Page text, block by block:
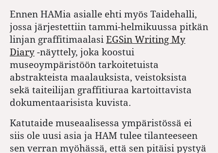
Ennen HAMia asialle ehti myös Taidehalli,
jossa järjestettiin tammi-helmikuussa pitkän
linjan graffitimaalasi EGSin Writing My
Diary -näyttely, joka koostui
museoympäristöön tarkoitetuista
abstrakteista maalauksista, veistoksista
sekä taiteilijan graffitiuraa kartoittavista
dokumentaarisista kuvista.
Katutaide museaalisessa ympäristössä ei
siis ole uusi asia ja HAM tulee tilanteeseen
sen verran myöhässä, että sen pitäisi pystyä